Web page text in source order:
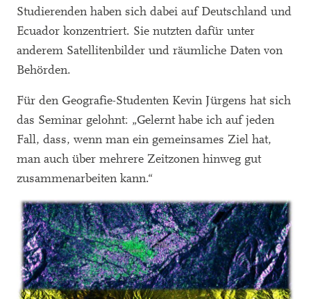
Studierenden haben sich dabei auf Deutschland und
Ecuador konzentriert. Sie nutzten dafür unter
anderem Satellitenbilder und räumliche Daten von
Behörden.
Für den Geografie-Studenten Kevin Jürgens hat sich
das Seminar gelohnt: „Gelernt habe ich auf jeden
Fall, dass, wenn man ein gemeinsames Ziel hat,
man auch über mehrere Zeitzonen hinweg gut
zusammenarbeiten kann.“